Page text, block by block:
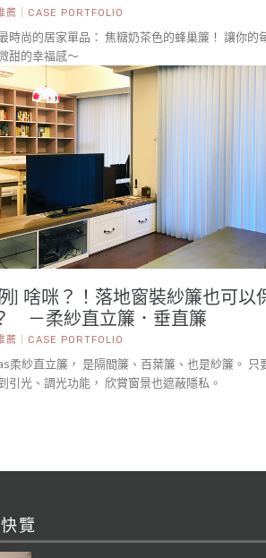
薦｜CASE PORTFOLIO
時尚的居家單品： 焦糖奶茶色的蜂巢簾！ 讓你的
甜的幸福感～
] 啥咪？！落地窗裝紗簾也可以
－柔紗直立簾．垂直簾
薦｜CASE PORTFOLIO
柔紗直立簾， 是隔間簾、百葉簾、也是紗簾。 只
引光、調光功能， 欣賞窗景也遮蔽隱私。
覽